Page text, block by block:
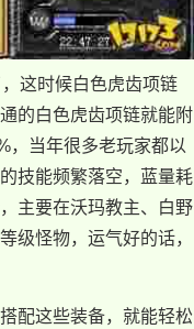
这时候白色虎齿项链
的白色虎齿项链就能附
，当年很多老玩家都以
技能频繁落空，蓝量耗
主要在沃玛教主、白野
级怪物，运气好的话，
配这些装备，就能轻松